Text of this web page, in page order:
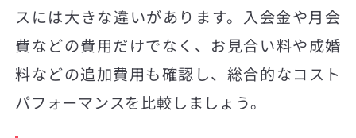
スには大きな違いがあります。入会金や月会
費などの費用だけでなく、お見合い料や成婚
料などの追加費用も確認し、総合的なコスト
パフォーマンスを比較しましょう。